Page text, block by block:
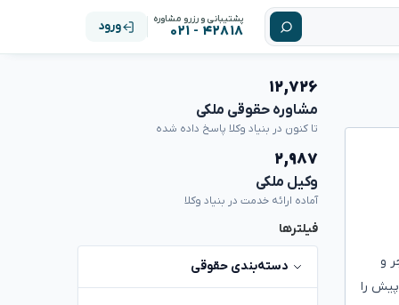
پشتیبانی و رزرو مشاوره
۴۲۸۱۸ - ۰۲۱ ورود
و
پیش را
۱۲,۷۲۶
مشاوره حقوقی ملکی
تا کنون در بنیاد وکلا پاسخ داده شده
۲,۹۸۷
وکیل ملکی
آماده ارائه خدمت در بنیاد وکلا
فیلترها
دسته‌بندی حقوقی